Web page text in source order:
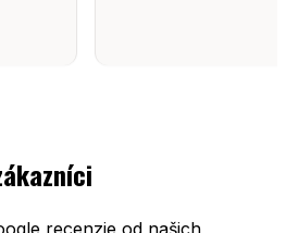
recenzie od našich